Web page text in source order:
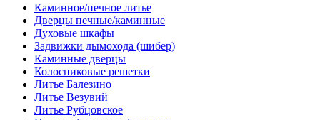
Каминное/печное литье
Дверцы печные/каминные
Духовые шкафы
Задвижки дымохода (шибер)
Каминные дверцы
Колосниковые решетки
Литье Балезино
Литье Везувий
Литье Рубцовское